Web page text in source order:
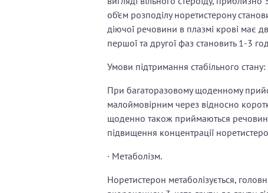
об’єм розподілу норетистерону
діючої речовини в плазмі крові має
першої та другої фаз становить 1-3
Умови підтримання стабільного стану:
При багаторазовому щоденному
малоймовірним через відносно
щоденно також приймаються
підвищення концентрації
· Метаболізм.
Норетистерон метаболізується,